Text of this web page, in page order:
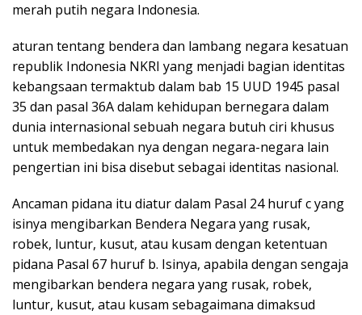
merah putih negara Indonesia.
aturan tentang bendera dan lambang negara kesatuan
republik Indonesia NKRI yang menjadi bagian identitas
kebangsaan termaktub dalam bab 15 UUD 1945 pasal
35 dan pasal 36A dalam kehidupan bernegara dalam
dunia internasional sebuah negara butuh ciri khusus
untuk membedakan nya dengan negara-negara lain
pengertian ini bisa disebut sebagai identitas nasional.
Ancaman pidana itu diatur dalam Pasal 24 huruf c yang
isinya mengibarkan Bendera Negara yang rusak,
robek, luntur, kusut, atau kusam dengan ketentuan
pidana Pasal 67 huruf b. Isinya, apabila dengan sengaja
mengibarkan bendera negara yang rusak, robek,
luntur, kusut, atau kusam sebagaimana dimaksud